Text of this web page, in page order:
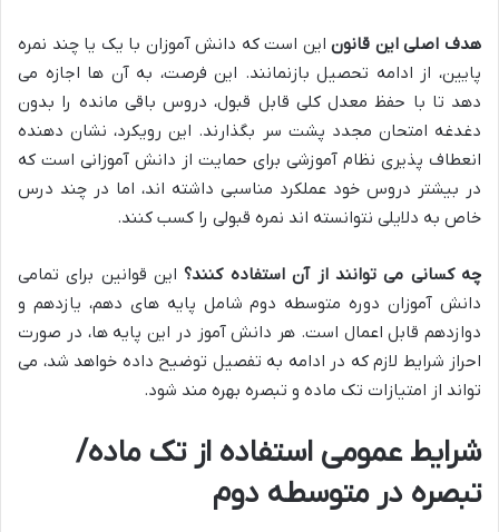
هدف اصلی این قانوناین است که دانش آموزان با یک یا چند نمره
پایین، از ادامه تحصیل بازنمانند. این فرصت، به آن ها اجازه می
دهد تا با حفظ معدل کلی قابل قبول، دروس باقی مانده را بدون
دغدغه امتحان مجدد پشت سر بگذارند. این رویکرد، نشان دهنده
انعطاف پذیری نظام آموزشی برای حمایت از دانش آموزانی است که
در بیشتر دروس خود عملکرد مناسبی داشته اند، اما در چند درس
خاص به دلایلی نتوانسته اند نمره قبولی را کسب کنند.
چه کسانی می توانند از آن استفاده کنند؟این قوانین برای تمامی
دانش آموزان دوره متوسطه دوم شامل پایه های دهم، یازدهم و
دوازدهم قابل اعمال است. هر دانش آموز در این پایه ها، در صورت
احراز شرایط لازم که در ادامه به تفصیل توضیح داده خواهد شد، می
تواند از امتیازات تک ماده و تبصره بهره مند شود.
شرایط عمومی استفاده از تک ماده/
تبصره در متوسطه دوم